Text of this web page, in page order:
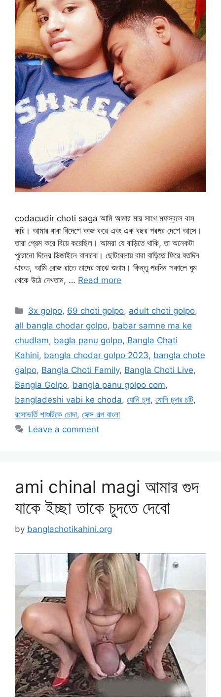
codacudir choti saga আমি আমার মার সাথে মফস্বলে বাস
করি। আমার বাবা বিদেশে কাজ করে এবং এক বছর পরপর দেশে আসে।
তারা প্রেম করে বিয়ে করেছিল। আমরা যে বাড়িতে থাকি, তা অনেকটা
পুরোনো দিনের ডিজাইনে বানানো। ছোটবেলায় বাবা বাড়িতে ফিরে যতদিন
থাকত, আমি রোজ রাতে তাদের মাঝে শুতাম। কিন্তু পরদিন সকালে ঘুম
থেকে উঠে দেখতাম, … Read more
Categories
3x golpo, 69 choti golpo, adult choti golpo,
all bangla chodar golpo, babar samne ma ke
chudlam, bagla panu golpo, Bangla Chati
Kahini, bangla chodar golpo 2023, bangla chote
galpo, Bangla Choti Family, Bangla Choti Live,
Bangla Golpo, bangla panu golpo com,
bangladeshi vabi ke choda, যোনি চুদা, যোনি চুদার চটি,
রসোভর্তি শাশুরিকে চোদা, সেক্স গল্প বাংলা
Leave a comment
ami chinal magi আমার গুদ
যাকে ইচ্ছা তাকে চুদতে দেবো
by banglachotikahini.org